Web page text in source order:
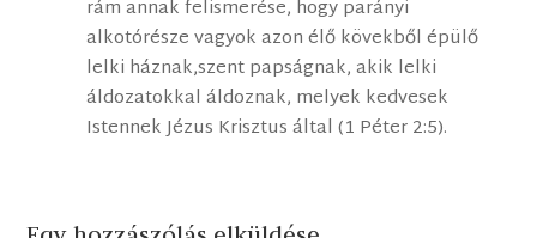
rám annak felismerése, hogy parányi
alkotórésze vagyok azon élő kövekből épülő
lelki háznak,szent papságnak, akik lelki
áldozatokkal áldoznak, melyek kedvesek
Istennek Jézus Krisztus által (1 Péter 2:5).